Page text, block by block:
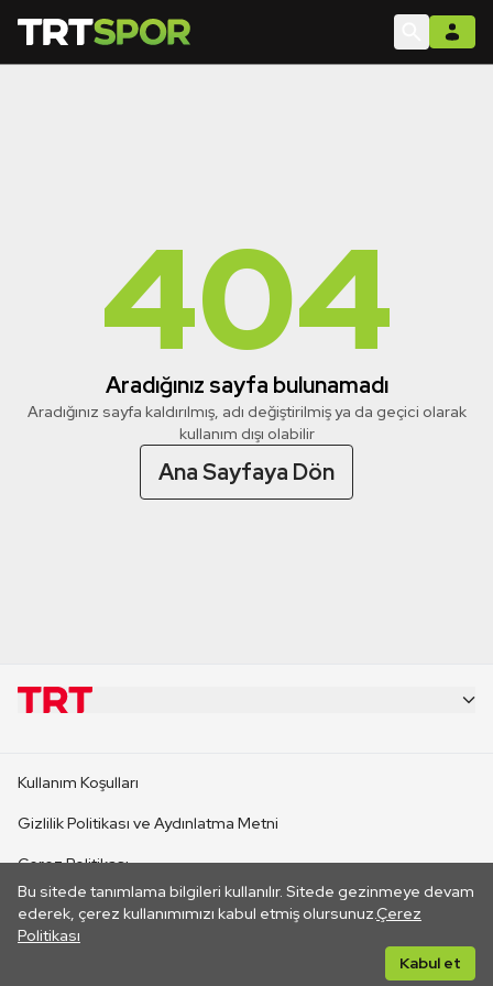
404
Aradığınız sayfa bulunamadı
Aradığınız sayfa kaldırılmış, adı değiştirilmiş ya da geçici olarak
kullanım dışı olabilir
Ana Sayfaya Dön
Bu sitede tanımlama bilgileri kullanılır. Sitede gezinmeye devam
ederek, çerez kullanımımızı kabul etmiş olursunuz.Çerez
Politikası
Kabul et
CANLI YAYINLAR
Kullanım Koşulları
Gizlilik Politikası ve Aydınlatma Metni
Çerez Politikası
İletişim
Her hakkı saklıdır. ©2026 TRT. Bağlantı yoluyla gidilen dış